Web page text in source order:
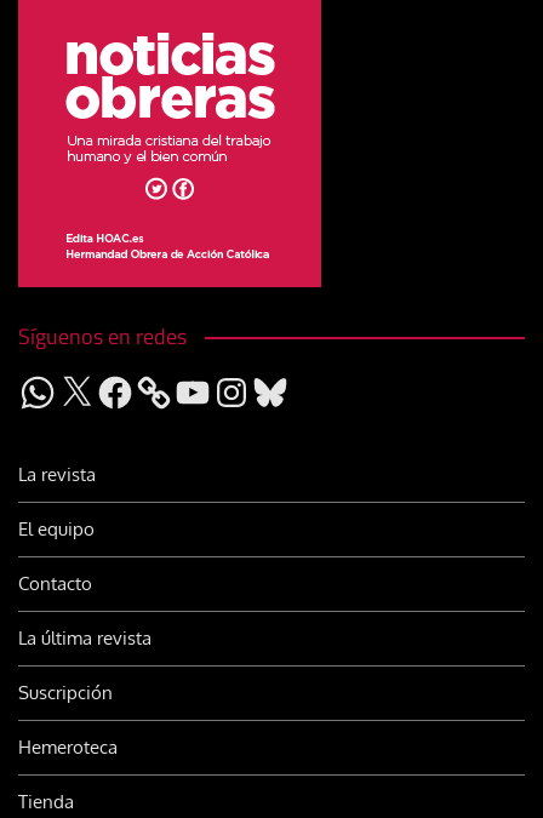
Síguenos en redes
WhatsApp
X Facebook YouTubeInstagram
Bluesky
La revista
El equipo
Contacto
La última revista
Suscripción
Hemeroteca
Tienda